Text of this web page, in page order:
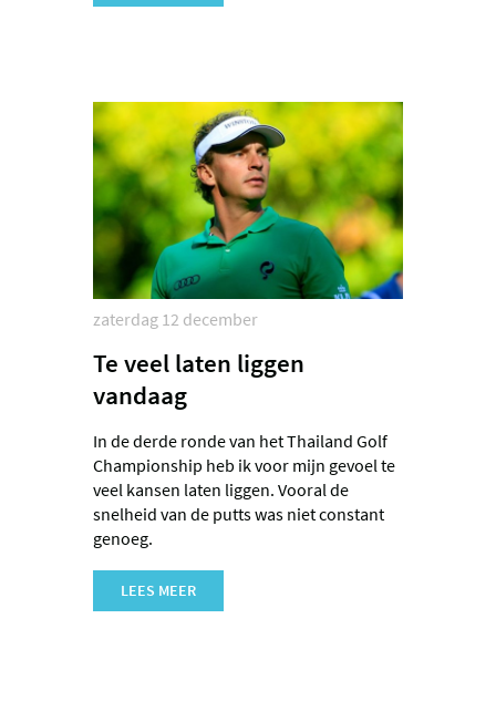
zaterdag 12 december
Te veel laten liggen
vandaag
In de derde ronde van het Thailand Golf
Championship heb ik voor mijn gevoel te
veel kansen laten liggen. Vooral de
snelheid van de putts was niet constant
genoeg.
LEES MEER